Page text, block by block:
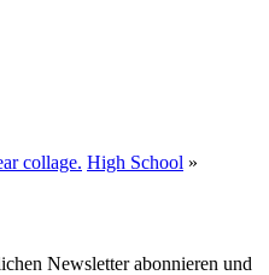
collage. High School »
Newsletter abonnieren und